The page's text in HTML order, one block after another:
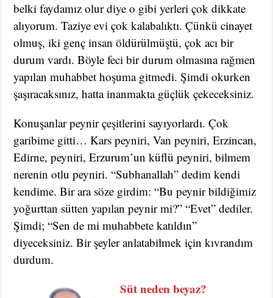
belki faydamız olur diye o gibi yerleri çok dikkate
alıyorum. Taziye evi çok kalabalıktı. Çünkü cinayet
olmuş, iki genç insan öldürülmüştü, çok acı bir
durum vardı. Böyle feci bir durum olmasına rağmen
yapılan muhabbet hoşuma gitmedi. Şimdi okurken
şaşıracaksınız, hatta inanmakta güçlük çekeceksiniz.
Konuşanlar peynir çeşitlerini sayıyorlardı. Çok
garibime gitti… Kars peyniri, Van peyniri, Erzincan,
Edirne, peyniri, Erzurum’un küflü peyniri, bilmem
nerenin otlu peyniri. “Subhanallah” dedim kendi
kendime. Bir ara söze girdim: “Bu peynir bildiğimiz
yoğurttan sütten yapılan peynir mi?” “Evet” dediler.
Şimdi; “Sen de mi muhabbete katıldın”
diyeceksiniz. Bir şeyler anlatabilmek için kıvrandım
durdum.
Süt neden beyaz?